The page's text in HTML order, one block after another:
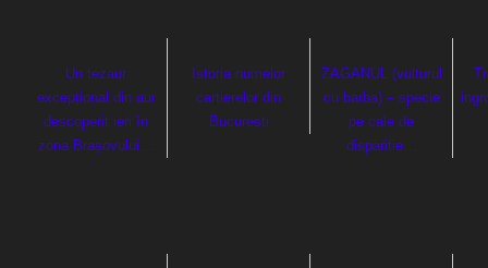
Un tezaur
excepțional din aur
descoperit ieri în
zona Brașovului…
Istoria numelor
cartierelor din
Bucuresti
ZAGANUL (vulturul
cu barba) – specie
pe cale de
disparitie…